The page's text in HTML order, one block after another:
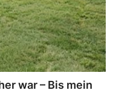
war – Bis mein